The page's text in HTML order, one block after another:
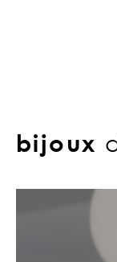
bijoux